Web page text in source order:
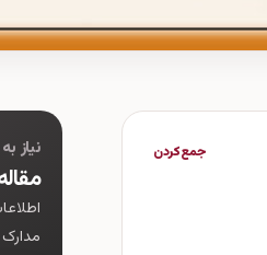
جمع‌کردن نیاز